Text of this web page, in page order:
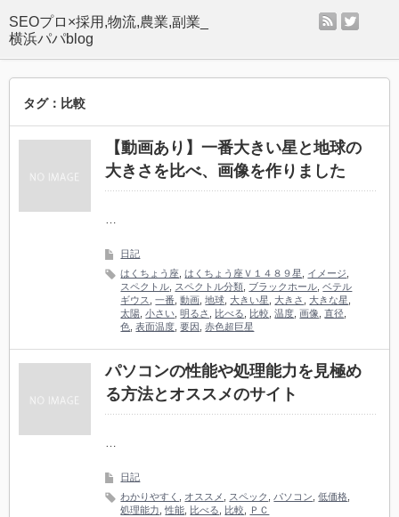
SEOプロ×採用,物流,農業,副業_
横浜パパblog
rss
タグ：比較
【動画あり】一番大きい星と地球の
大きさを比べ、画像を作りました
…
日記
はくちょう座 ,はくちょう座Ｖ１４８９星 イメージ
スペクトル スペクトル分類 ブラックホール ,ベテル
ギウス
,一番 ,動画 ,地球 ,大きい星 ,大きさ ,大きな星
太陽 ,小さい ,明るさ 比べる 比較 ,温度 ,画像 ,直径
色 ,表面温度 ,要因 ,赤色超巨星
パソコンの性能や処理能力を見極め
る方法とオススメのサイト
…
日記
わかりやすく
オススメ スペック パソコン ,低価格
処理能力 ,性能 比べる 比較 ＰＣ